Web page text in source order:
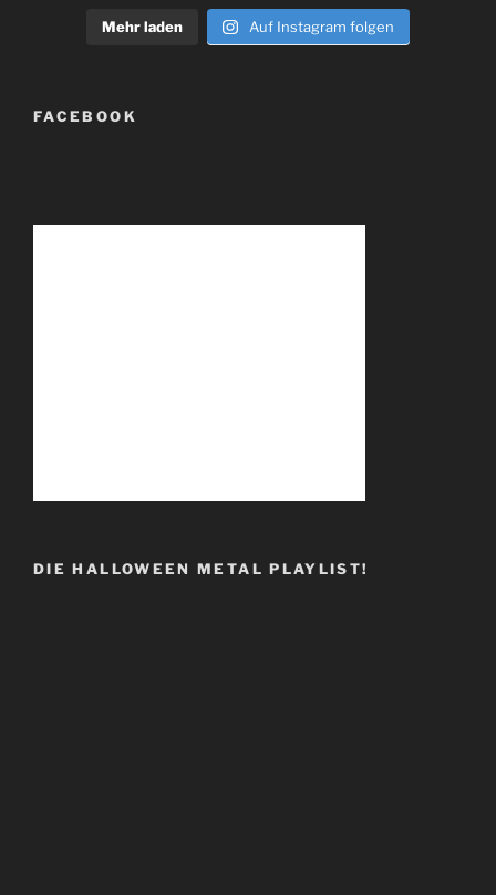
Mehr laden Auf Instagram folgen
FACEBOOK
DIE HALLOWEEN METAL PLAYLIST!